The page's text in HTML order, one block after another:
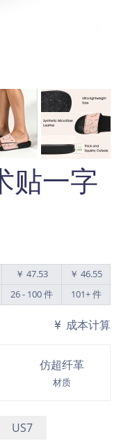
贴一字
￥ 47.53
￥ 46.55
26 - 100 件 101+ 件
成本计算
仿超纤革
材质
US7